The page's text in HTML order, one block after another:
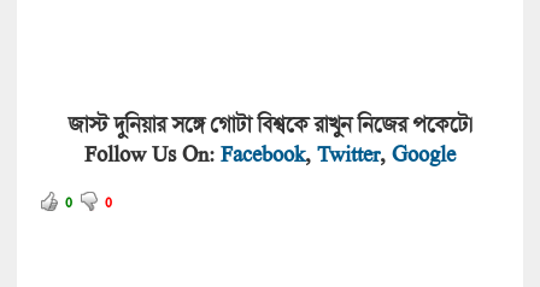
জাস্ট দুনিয়ার সঙ্গে গোটা বিশ্বকে রাখুন নিজের পকেটে।
Follow Us On: Facebook, Twitter, Google
0 0